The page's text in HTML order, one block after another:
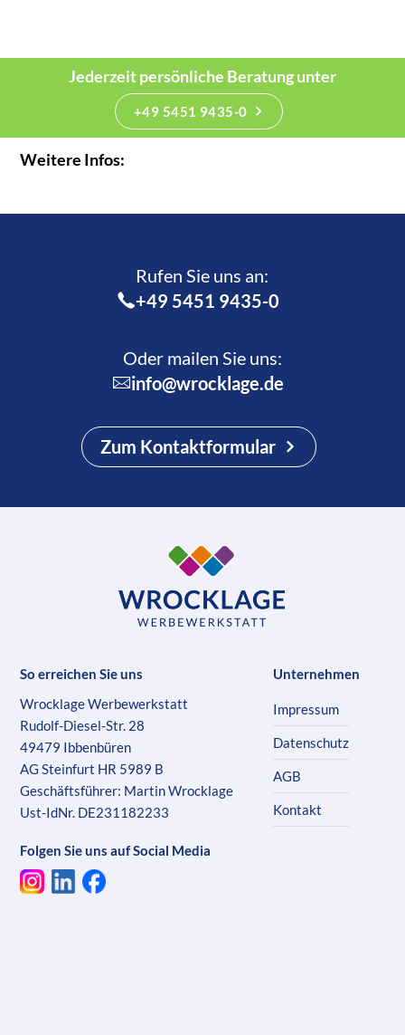
Jederzeit persönliche Beratung unter
+49 5451 9435-0
Weitere Infos:
Rufen Sie uns an:­
+49 5451 9435-0
Oder mailen Sie uns:
info@wrocklage.de
Zum Kontaktformular
So erreichen Sie uns
Wrocklage Werbewerkstatt
Rudolf-Diesel-Str. 28
49479 Ibbenbüren
AG Steinfurt HR 5989 B
Geschäftsführer: Martin Wrocklage
Ust-IdNr. DE231182233
Folgen Sie uns auf Social Media
Unternehmen
Impressum
Datenschutz
AGB
Kontakt